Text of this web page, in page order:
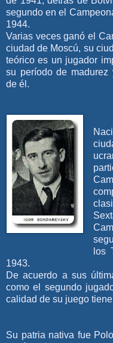
segundo en el
1944.
Varias veces ganó el
ciudad de Moscú, su
teórico es un jugador
su período de madurez
de él.
los
1943.
De acuerdo a sus
como el segundo
calidad de su juego
Su patria nativa fue